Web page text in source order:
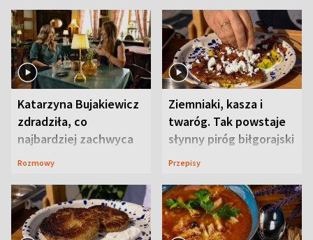
Katarzyna Bujakiewicz
zdradziła, co
najbardziej zachwyca
ją w Lublinie
Rozmowy
Ziemniaki, kasza i
twaróg. Tak powstaje
słynny piróg biłgorajski
Przepisy